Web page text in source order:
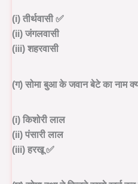
(i) तीर्थवासी ✅
(ii) जंगलवासी
(iii) शहरवासी
(ग) सोमा बुआ के जवान बेटे का नाम
(i) किशोरी लाल
(ii) पंसारी लाल
(iii) हरखू ✅